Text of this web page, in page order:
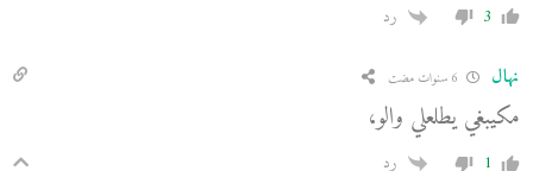
3 رد
نهال
مكيبغي يطلعلي والو،
1 رد